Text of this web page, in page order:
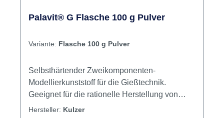
Palavit® G Flasche 100 g Pulver
Variante: Flasche 100 g Pulver
Selbsthärtender Zweikomponenten-
Modellierkunststoff für die Gießtechnik.
Geeignet für die rationelle Herstellung von
Gussmodellen aller Art. Moderne
Hersteller: Kulzer